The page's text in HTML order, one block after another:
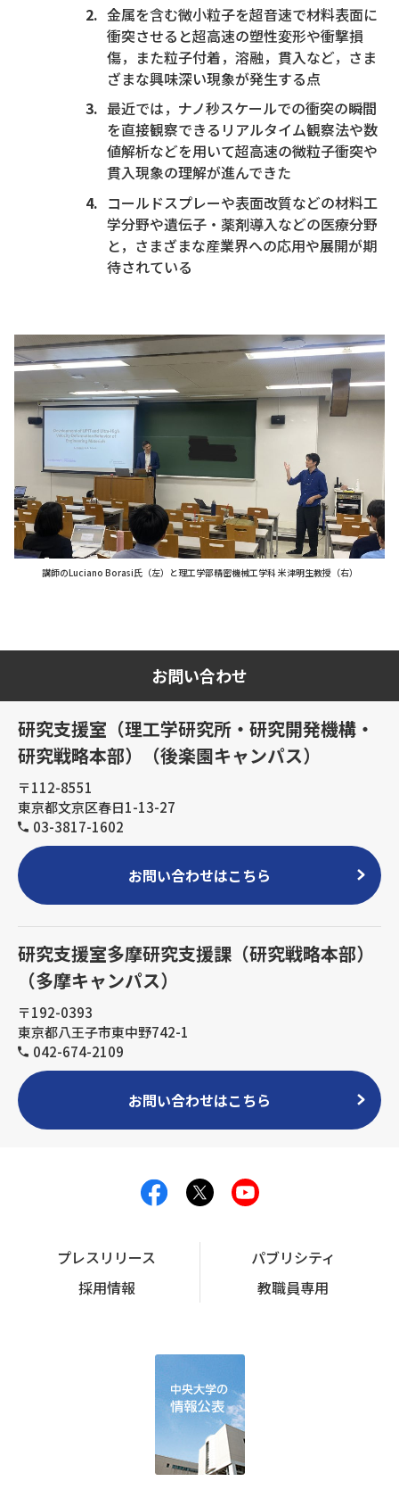
金属を含む微小粒子を超音速で材料表面に
衝突させると超高速の塑性変形や衝撃損
傷，また粒子付着，溶融，貫入など，さま
ざまな興味深い現象が発生する点
最近では，ナノ秒スケールでの衝突の瞬間
を直接観察できるリアルタイム観察法や数
値解析などを用いて超高速の微粒子衝突や
貫入現象の理解が進んできた
コールドスプレーや表面改質などの材料工
学分野や遺伝子・薬剤導入などの医療分野
と，さまざまな産業界への応用や展開が期
待されている
講師のLuciano Borasi氏（左）と理工学部精密機械工学科 米津明生教授（右）
お問い合わせ
研究支援室（理工学研究所・研究開発機構・
研究戦略本部）（後楽園キャンパス）
〒112-8551
東京都文京区春日1-13-27
03-3817-1602
お問い合わせはこちら
研究支援室多摩研究支援課（研究戦略本部）
（多摩キャンパス）
〒192-0393
東京都八王子市東中野742-1
042-674-2109
お問い合わせはこちら
プレスリリース
パブリシティ
採用情報
教職員専用